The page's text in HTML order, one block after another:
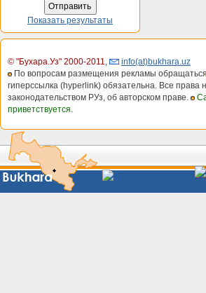
Показать результаты
© "Бухара.Уз" 2000-2011,
info(at)bukhara.uz
По вопросам размещения рекламы
гиперссылка (hyperlink) обязательна. Все
законодательством РУз, об авторском праве.
приветствуется.